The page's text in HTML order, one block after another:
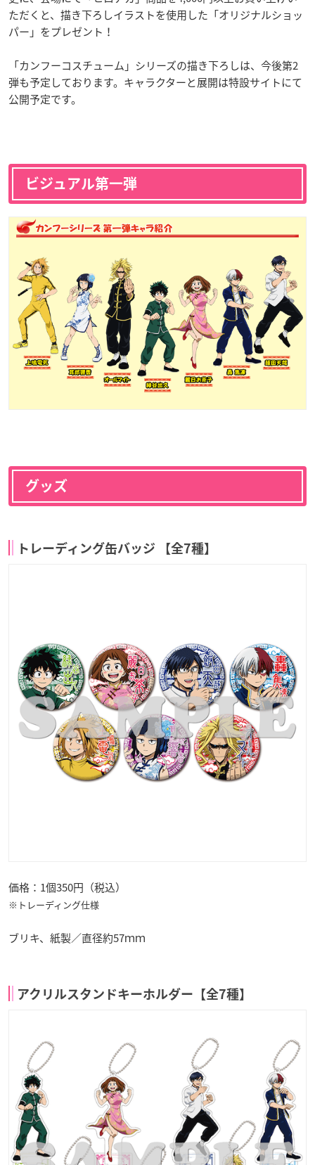
ただくと、描き下ろしイラストを使用した「オリジナルショッ
パー」をプレゼント！
「カンフーコスチューム」シリーズの描き下ろしは、今後第2
弾も予定しております。キャラクターと展開は特設サイトにて
公開予定です。
ビジュアル第一弾
グッズ
トレーディング缶バッジ 【全7種】
価格：1個350円（税込）
※トレーディング仕様
ブリキ、紙製／直径約57ｍｍ
アクリルスタンドキーホルダー【全7種】